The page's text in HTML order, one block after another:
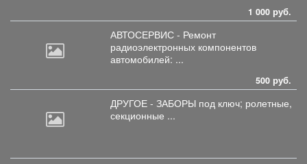
1 000 руб.
АВТОСЕРВИС - Ремонт
радиоэлектронных компонентов
автомобилей: ...
500 руб.
ДРУГОЕ - ЗАБОРЫ под ключ; ролетные,
секционные ...